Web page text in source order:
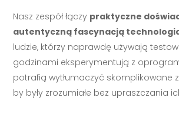
Nasz zespół łączy praktyczne
autentyczną fascynacją
ludzie, którzy naprawdę używają
godzinami eksperymentują z
potrafią wytłumaczyć skomplikowane
by były zrozumiałe bez upraszczania